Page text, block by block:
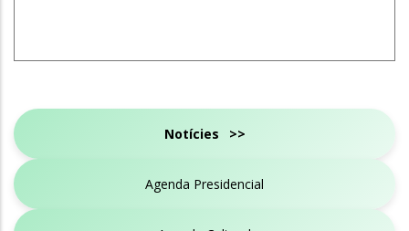
Notícies >>
Agenda Presidencial